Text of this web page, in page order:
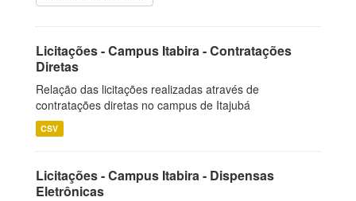
Licitações - Campus Itabira - Contratações
Diretas
Relação das licitações realizadas através de
contratações diretas no campus de Itajubá
CSV
Licitações - Campus Itabira - Dispensas
Eletrônicas